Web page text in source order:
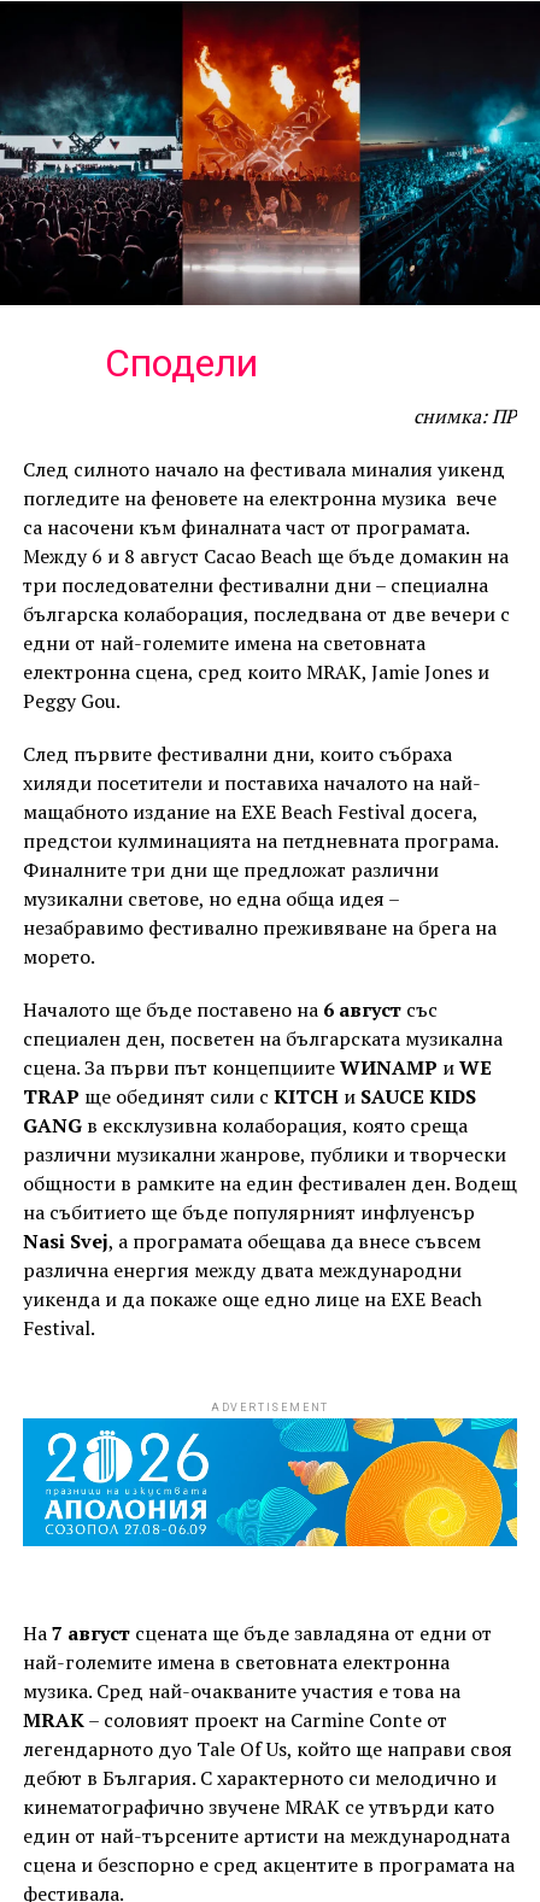
Сподели
снимка: ПР
След силното начало на фестивала миналия уикенд
погледите на феновете на електронна музика вече
са насочени към финалната част от програмата.
Между 6 и 8 август Cacao Beach ще бъде домакин на
три последователни фестивални дни – специална
българска колаборация, последвана от две вечери с
едни от най-големите имена на световната
електронна сцена, сред които MRAK, Jamie Jones и
Peggy Gou.
След първите фестивални дни, които събраха
хиляди посетители и поставиха началото на най-
мащабното издание на EXE Beach Festival досега,
предстои кулминацията на петдневната програма.
Финалните три дни ще предложат различни
музикални светове, но една обща идея –
незабравимо фестивално преживяване на брега на
морето.
Началото ще бъде поставено на 6 августсъс
специален ден, посветен на българската музикална
сцена. За първи път концепциитеWИNAMP иWE
TRAP ще обединят сили с KITCHи SAUCE KIDS
GANGв ексклузивна колаборация, която среща
различни музикални жанрове, публики и творчески
общности в рамките на един фестивален ден. Водещ
на събитието ще бъде популярният инфлуенсър
Nasi Svej, а програмата обещава да внесе съвсем
различна енергия между двата международни
уикенда и да покаже още едно лице на EXE Beach
Festival.
ADVERTISEMENT
На7 августсцената ще бъде завладяна от едни от
най-големите имена в световната електронна
музика. Сред най-очакваните участия е това на
MRAK– соловият проект на Carmine Conte от
легендарното дуо Tale Of Us, който ще направи своя
дебют в България. С характерното си мелодично и
кинематографично звучене MRAK се утвърди като
един от най-търсените артисти на международната
сцена и безспорно е сред акцентите в програмата на
фестивала.